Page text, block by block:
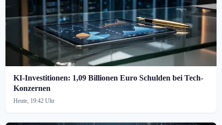
KI-Investitionen: 1,09 Billionen Euro Schulden bei Tech-
Konzernen
Heute, 19:42 Uhr